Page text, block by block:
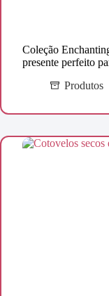
Coleção
presente perfeito
Produtos